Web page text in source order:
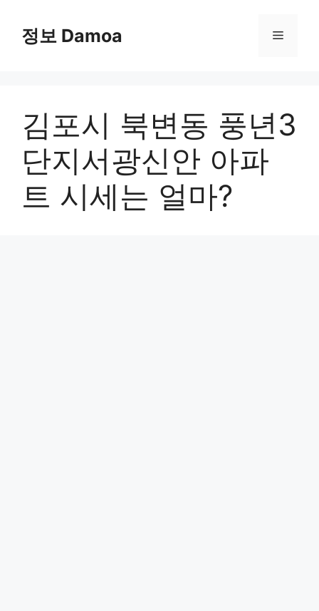
content정보 Damoa Menu
김포시 북변동 풍년3
단지서광신안 아파
트 시세는 얼마?